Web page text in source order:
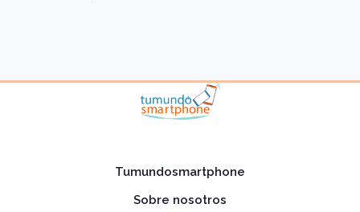
Tumundosmartphone
Sobre nosotros